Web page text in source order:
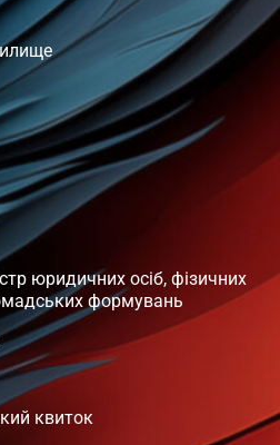
юридичних осіб, фізичних
формувань
квиток